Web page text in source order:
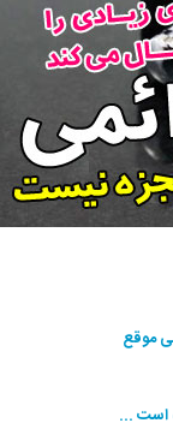
موقع
است ...